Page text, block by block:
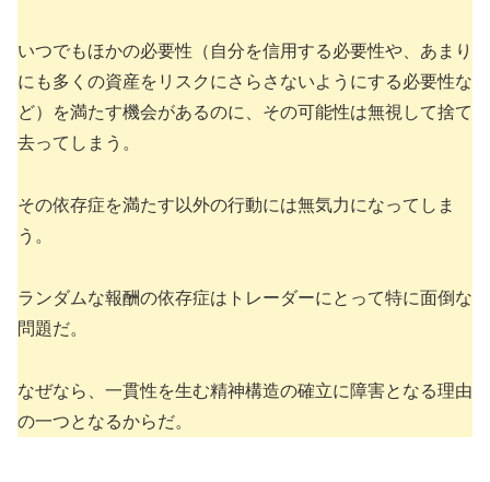
いつでもほかの必要性（自分を信用する必要性や、あまり
にも多くの資産をリスクにさらさないようにする必要性な
ど）を満たす機会があるのに、その可能性は無視して捨て
去ってしまう。
その依存症を満たす以外の行動には無気力になってしま
う。
ランダムな報酬の依存症はトレーダーにとって特に面倒な
問題だ。
なぜなら、一貫性を生む精神構造の確立に障害となる理由
の一つとなるからだ。